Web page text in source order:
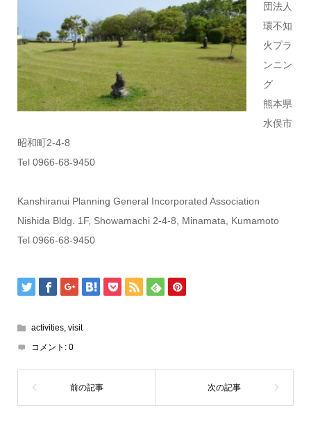
団法人
環不知
火プラ
ンニン
グ
熊本県
水俣市
昭和町2-4-8
Tel 0966-68-9450
Kanshiranui Planning General Incorporated Association
Nishida Bldg. 1F, Showamachi 2-4-8, Minamata, Kumamoto
Tel 0966-68-9450
activities, visit
コメント: 0